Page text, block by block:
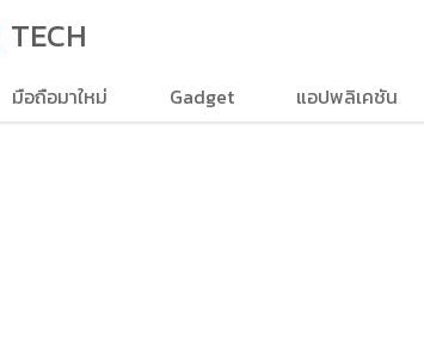
TECH
มือถือมาใหม่ Gadget แอปพลิเคชัน